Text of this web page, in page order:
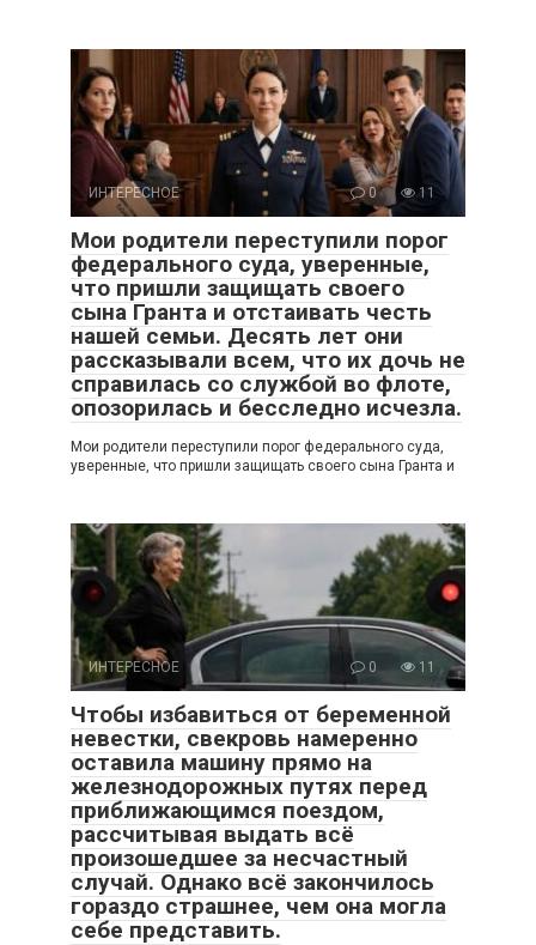
ИНТЕРЕСНОЕ 0 11
Мои родители переступили порог
федерального суда, уверенные,
что пришли защищать своего
сына Гранта и отстаивать честь
нашей семьи. Десять лет они
рассказывали всем, что их дочь не
справилась со службой во флоте,
опозорилась и бесследно исчезла.
Мои родители переступили порог федерального суда,
уверенные, что пришли защищать своего сына Гранта и
ИНТЕРЕСНОЕ 0 11
Чтобы избавиться от беременной
невестки, свекровь намеренно
оставила машину прямо на
железнодорожных путях перед
приближающимся поездом,
рассчитывая выдать всё
произошедшее за несчастный
случай. Однако всё закончилось
гораздо страшнее, чем она могла
себе представить.